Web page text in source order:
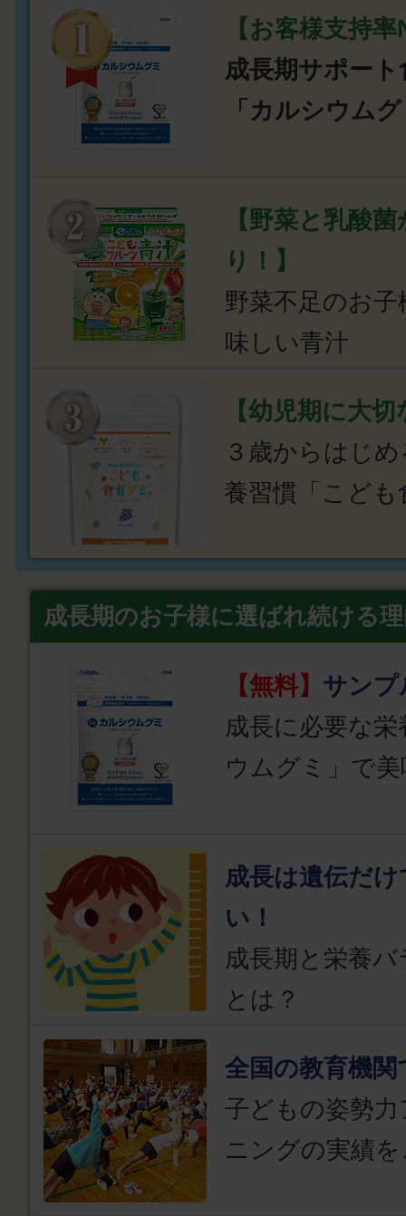
【お客様支持
成長期サポート
「カルシウム
【野菜と乳酸
り！】
野菜不足のお
味しい青汁
【幼児期に大
３歳からはじ
養習慣「こども
成長期のお子様に選ばれ続ける
【無料】 サンプ
成長に必要な
ウムグミ」で
成長は遺伝だ
い！
成長期と栄養
とは？
全国の教育機関
子どもの姿勢
ニングの実績